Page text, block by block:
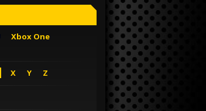
Xbox One
X Y Z